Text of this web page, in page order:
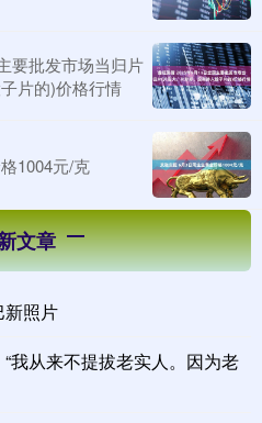
要批发市场当归片
片的)价格行情
1004元/克
文章
新照片
我从来不提拔老实人。因为老